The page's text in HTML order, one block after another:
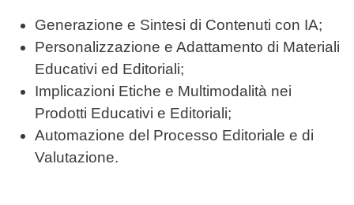
Generazione e Sintesi di Contenuti con IA;
Personalizzazione e Adattamento di Materiali
Educativi ed Editoriali;
Implicazioni Etiche e Multimodalità nei
Prodotti Educativi e Editoriali;
Automazione del Processo Editoriale e di
Valutazione.